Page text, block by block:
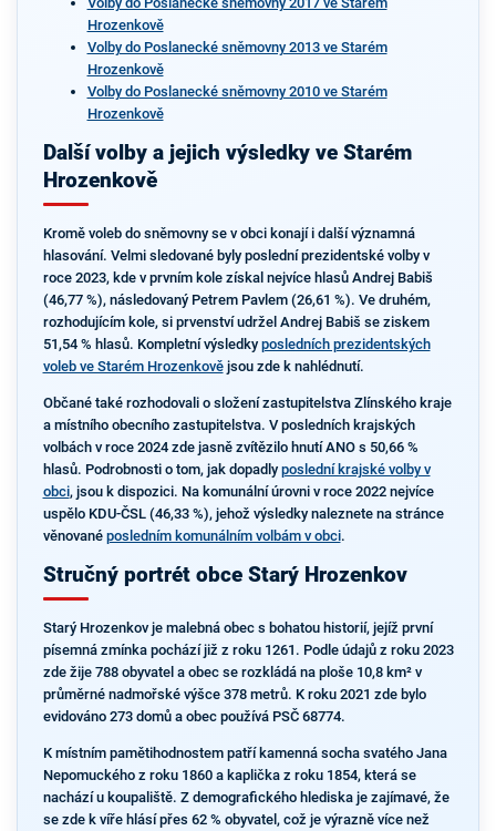
Hrozenkově
Volby do Poslanecké sněmovny 2013 ve Starém
Hrozenkově
Volby do Poslanecké sněmovny 2010 ve Starém
Hrozenkově
Další volby a jejich výsledky ve Starém
Hrozenkově
Kromě voleb do sněmovny se v obci konají i další významná
hlasování. Velmi sledované byly poslední prezidentské volby v
roce 2023, kde v prvním kole získal nejvíce hlasů Andrej Babiš
(46,77 %), následovaný Petrem Pavlem (26,61 %). Ve druhém,
rozhodujícím kole, si prvenství udržel Andrej Babiš se ziskem
51,54 % hlasů. Kompletní výsledky posledních prezidentských
voleb ve Starém Hrozenkovějsou zde k nahlédnutí.
Občané také rozhodovali o složení zastupitelstva Zlínského kraje
a místního obecního zastupitelstva. V posledních krajských
volbách v roce 2024 zde jasně zvítězilo hnutí ANO s 50,66 %
hlasů. Podrobnosti o tom, jak dopadly poslední krajské volby v
obci, jsou k dispozici. Na komunální úrovni v roce 2022 nejvíce
uspělo KDU-ČSL (46,33 %), jehož výsledky naleznete na stránce
věnované posledním komunálním volbám v obci.
Stručný portrét obce Starý Hrozenkov
Starý Hrozenkov je malebná obec s bohatou historií, jejíž první
písemná zmínka pochází již z roku 1261. Podle údajů z roku 2023
zde žije 788 obyvatel a obec se rozkládá na ploše 10,8 km² v
průměrné nadmořské výšce 378 metrů. K roku 2021 zde bylo
evidováno 273 domů a obec používá PSČ 68774.
K místním pamětihodnostem patří kamenná socha svatého Jana
Nepomuckého z roku 1860 a kaplička z roku 1854, která se
nachází u koupaliště. Z demografického hlediska je zajímavé, že
se zde k víře hlásí přes 62 % obyvatel, což je výrazně více než